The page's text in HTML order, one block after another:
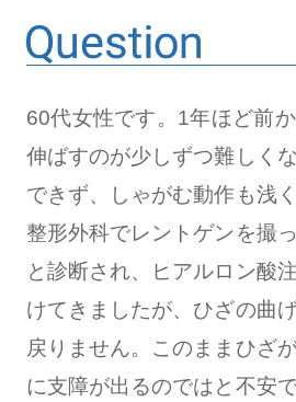
60代女性です。1年ほど前
伸ばすのが少しずつ難しく
できず、しゃがむ動作も浅
整形外科でレントゲンを撮
と診断され、ヒアルロン酸
けてきましたが、ひざの曲
戻りません。このままひざ
に支障が出るのではと不安